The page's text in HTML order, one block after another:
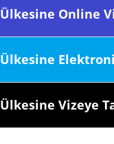
İtalya Ülkesine
İtalya Ülkesine
İtalya Ülkesine